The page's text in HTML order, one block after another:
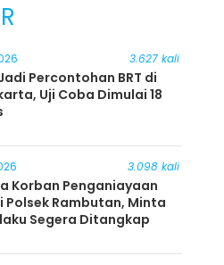
3.627 kali
Percontohan BRT di
Uji Coba Dimulai 18
3.098 kali
Korban Penganiayaan
Polsek Rambutan, Minta
Segera Ditangkap